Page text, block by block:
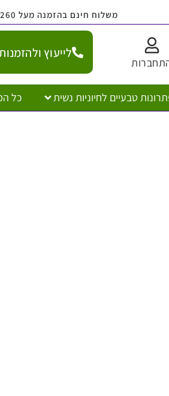
משלוח חינם בהזמנה מעל 260 ש"ח בדיסקרטיות מלאה
לייעוץ ולהזמנות 072-3974000
לחיוניות נשית כל המוצרים